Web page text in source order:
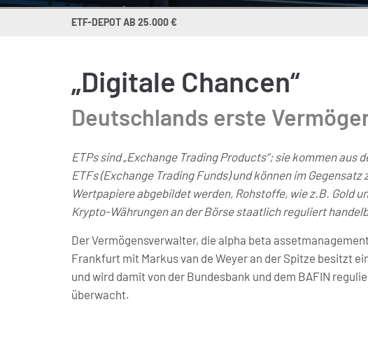
ETF-DEPOT AB 25.000 €
„Digitale Chancen“
Deutschlands erste
ETPs sind „Exchange Trading Products“; sie kommen aus
ETFs (Exchange Trading Funds) und können im Gegensatz
Wertpapiere abgebildet werden, Rohstoffe, wie z.B. Gold
Krypto-Währungen an der Börse staatlich reguliert
Der Vermögensverwalter, die alpha beta
Frankfurt mit Markus van de Weyer an der Spitze besitzt
und wird damit von der Bundesbank und dem BAFIN
überwacht.